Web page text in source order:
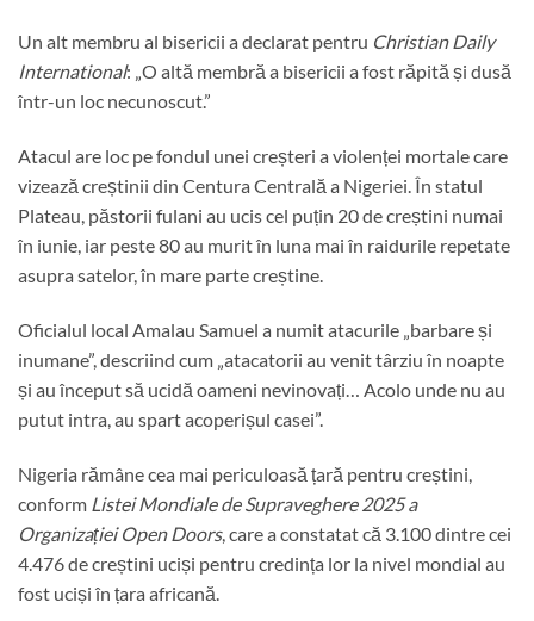
Un alt membru al bisericii a declarat pentru Christian Daily
International: „O altă membră a bisericii a fost răpită și dusă
într-un loc necunoscut.”
Atacul are loc pe fondul unei creșteri a violenței mortale care
vizează creștinii din Centura Centrală a Nigeriei. În statul
Plateau, păstorii fulani au ucis cel puțin 20 de creștini numai
în iunie, iar peste 80 au murit în luna mai în raidurile repetate
asupra satelor, în mare parte creștine.
Oficialul local Amalau Samuel a numit atacurile „barbare și
inumane”, descriind cum „atacatorii au venit târziu în noapte
și au început să ucidă oameni nevinovați… Acolo unde nu au
putut intra, au spart acoperișul casei”.
Nigeria rămâne cea mai periculoasă țară pentru creștini,
conform Listei Mondiale de Supraveghere 2025 a
Organizației Open Doors, care a constatat că 3.100 dintre cei
4.476 de creștini uciși pentru credința lor la nivel mondial au
fost uciși în țara africană.